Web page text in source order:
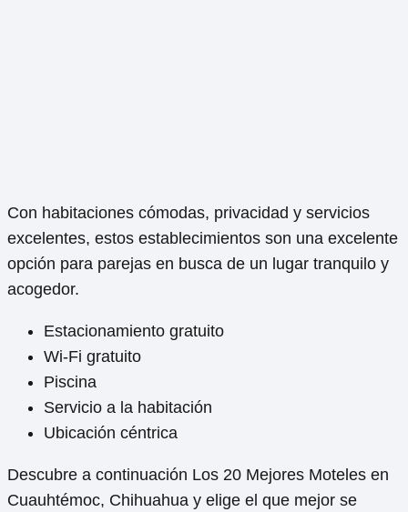
Con habitaciones cómodas, privacidad y servicios
excelentes, estos establecimientos son una excelente
opción para parejas en busca de un lugar tranquilo y
acogedor.
Estacionamiento gratuito
Wi-Fi gratuito
Piscina
Servicio a la habitación
Ubicación céntrica
Descubre a continuación Los 20 Mejores Moteles en
Cuauhtémoc, Chihuahua y elige el que mejor se